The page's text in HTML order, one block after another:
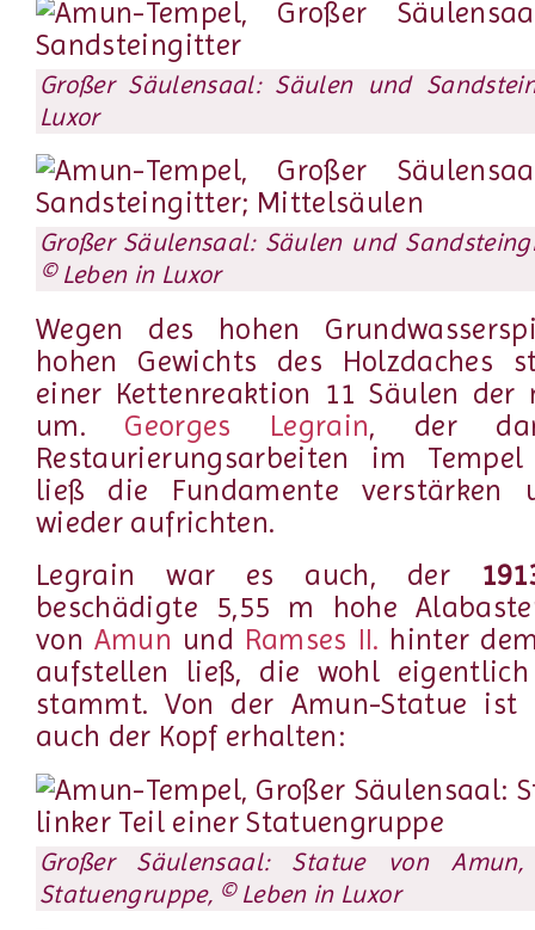
Großer Säulensaal: Säulen und
Luxor
Großer Säulensaal: Säulen und
© Leben in Luxor
Wegen des hohen
hohen Gewichts des Holzdaches
einer Kettenreaktion 11 Säulen der
um. Georges Legrain, der
Restaurierungsarbeiten im
ließ die Fundamente verstärken
wieder aufrichten.
Legrain war es auch, der
beschädigte 5,55 m hohe
von Amun und Ramses II. hinter
aufstellen ließ, die wohl
stammt. Von der Amun-Statue ist
auch der Kopf erhalten:
Großer Säulensaal: Statue von
Statuengruppe, © Leben in Luxor